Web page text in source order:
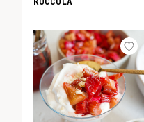
RUCCOLA